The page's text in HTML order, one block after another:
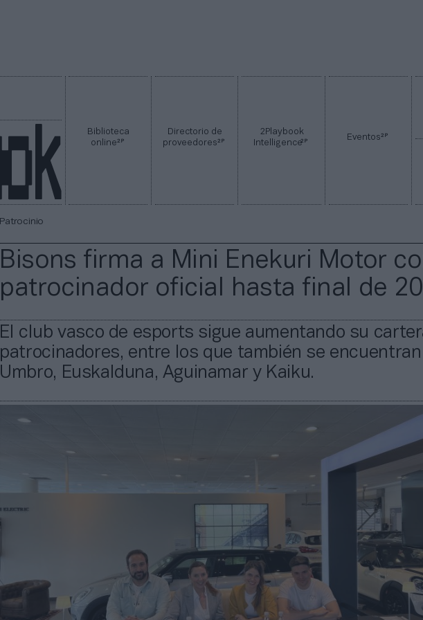
Biblioteca
online2P
Directorio de
proveedores2P
2Playbook
Intelligence2P Eventos2P
Patrocinio
Bisons firma a Mini Enekuri Motor
patrocinador oficial hasta final de
El club vasco de esports sigue aumentando su
patrocinadores, entre los que también se encuentran
Umbro, Euskalduna, Aguinamar y Kaiku.